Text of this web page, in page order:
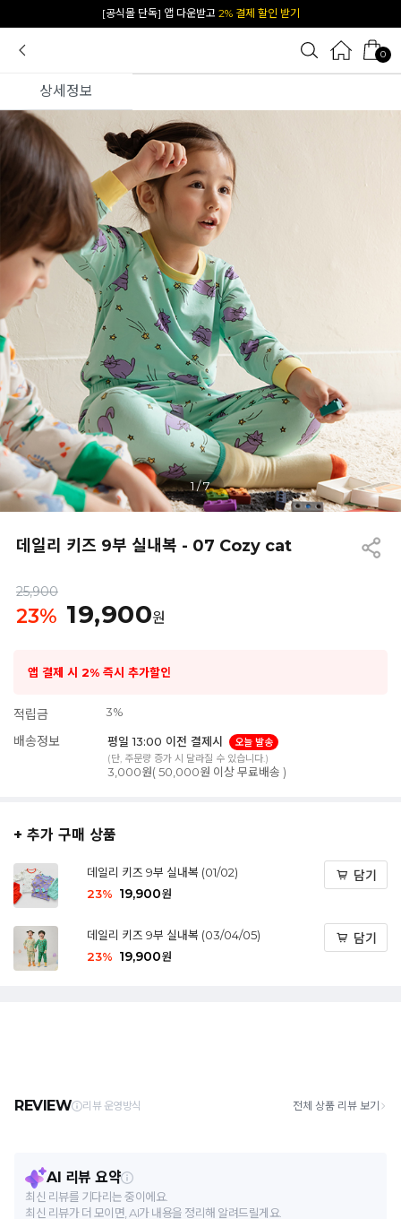
카카오 플친 추가하면1천원 즉시 할인 쿠폰
0
상세정보
1/7
데일리 키즈 9부 실내복 - 07 Cozy cat
25,900
23% 19,900원
앱 결제 시 2% 즉시 추가할인
적립금 3%
배송정보 평일 13:00 이전 결제시
오늘 발송
(단, 주문량 증가 시 달라질 수 있습니다.)
3,000원( 50,000원 이상 무료배송 )
+ 추가 구매 상품
데일리 키즈 9부 실내복 (01/02)
23% 19,900원
담기
데일리 키즈 9부 실내복 (03/04/05)
23% 19,900원
담기